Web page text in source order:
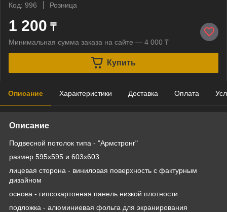
Код: 996
Розница
1 200 ₸
Минимальная сумма заказа на сайте — 4 000 ₸
Купить
Описание Характеристики Доставка Оплата
Описание
Подвесной потолок типа - "Армстронг"
размер 595х595 и 603х603
лицевая сторона - виниловая поверхность с фактурным
дизайном
основа - гипсокартонная панель низкой плотности
подложка - алюминиевая фольга для экранирования